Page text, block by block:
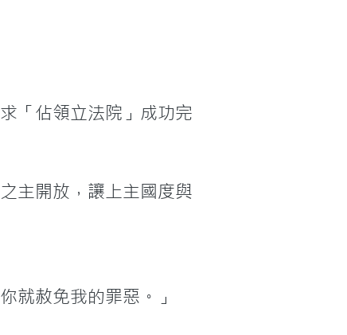
「佔領立法院」成功完
主開放，讓上主國度與
就赦免我的罪惡。」